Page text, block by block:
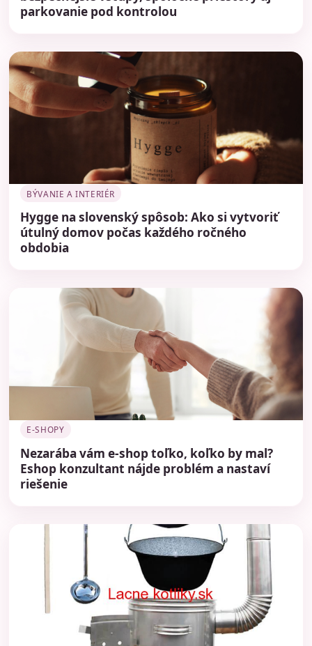
parkovanie pod kontrolou
BÝVANIE A INTERIÉR
Hygge na slovenský spôsob: Ako si vytvoriť
útulný domov počas každého ročného
obdobia
E-SHOPY
Nezarába vám e-shop toľko, koľko by mal?
Eshop konzultant nájde problém a nastaví
riešenie